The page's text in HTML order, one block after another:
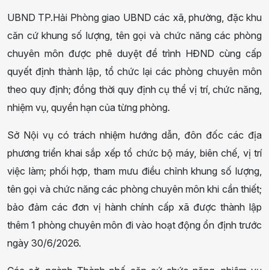
UBND TP.Hải Phòng giao UBND các xã, phường, đặc khu
căn cứ khung số lượng, tên gọi và chức năng các phòng
chuyên môn được phê duyệt để trình HĐND cùng cấp
quyết định thành lập, tổ chức lại các phòng chuyên môn
theo quy định; đồng thời quy định cụ thể vị trí, chức năng,
nhiệm vụ, quyền hạn của từng phòng.
Sở Nội vụ có trách nhiệm hướng dẫn, đôn đốc các địa
phương triển khai sắp xếp tổ chức bộ máy, biên chế, vị trí
việc làm; phối hợp, tham mưu điều chỉnh khung số lượng,
tên gọi và chức năng các phòng chuyên môn khi cần thiết;
bảo đảm các đơn vị hành chính cấp xã được thành lập
thêm 1 phòng chuyên môn đi vào hoạt động ổn định trước
ngày 30/6/2026.